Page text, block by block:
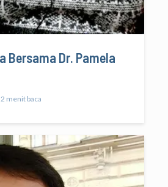
Bersama Dr. Pamela
2 menit baca